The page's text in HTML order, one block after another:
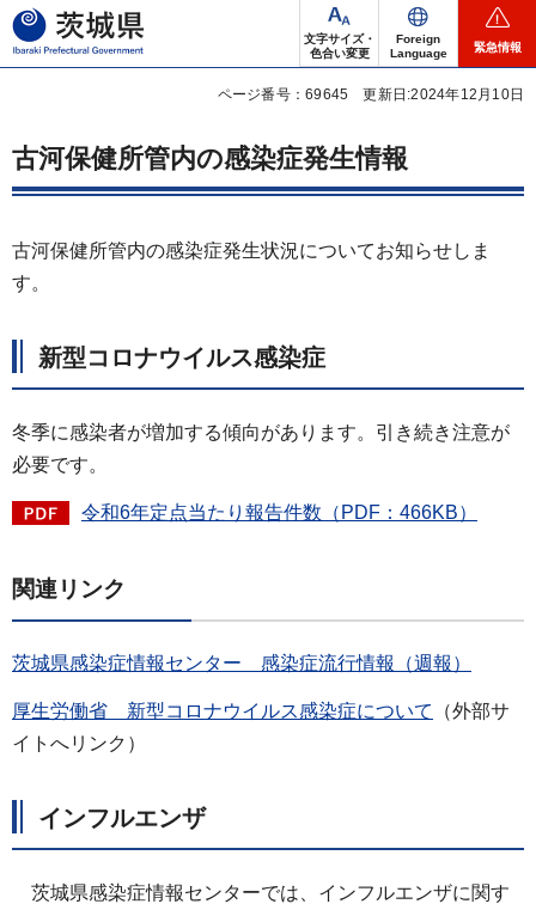
茨城県
文字サイズ・
色合い変更
Foreign
Language
緊急情報
ページ番号：69645 更新日:2024年12月10日
古河保健所管内の感染症発生情報
古河保健所管内の感染症発生状況についてお知らせしま
す。
新型コロナウイルス感染症
冬季に感染者が増加する傾向があります。引き続き注意が
必要です。
令和6年定点当たり報告件数（PDF：466KB）
関連リンク
茨城県感染症情報センター 感染症流行情報（週報）
厚生労働省 新型コロナウイルス感染症について
（外部サ
イトへリンク）
インフルエンザ
茨城県感染症情報センターでは、インフルエンザに関す